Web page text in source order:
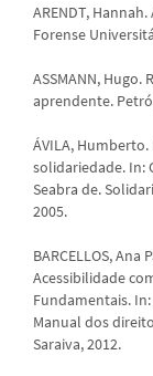
ARENDT,
Forense
ASSMANN,
aprendente.
ÁVILA,
solidariedade. In:
Seabra de.
2005.
BARCELLOS, Ana
Acessibilidade
Fundamentais. In:
Manual dos
Saraiva, 2012.